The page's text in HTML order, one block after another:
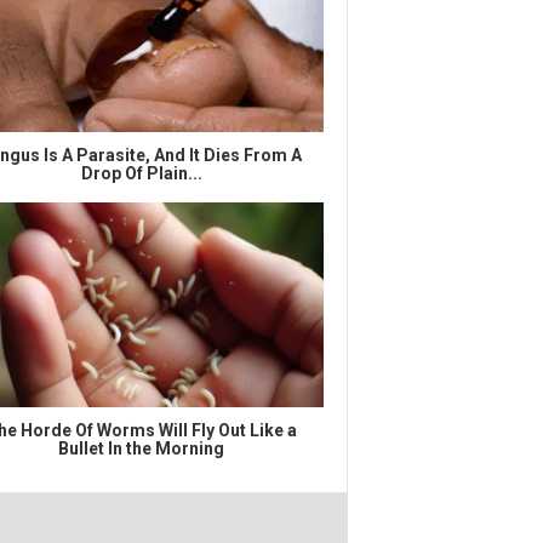
Is A Parasite, And It Dies From A
Drop Of Plain...
Horde Of Worms Will Fly Out Like a
Bullet In the Morning